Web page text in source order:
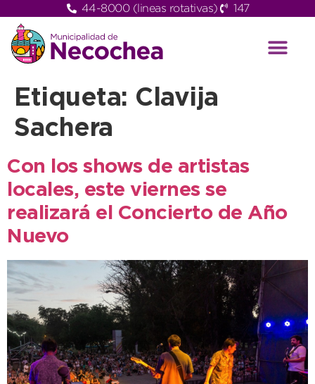
44-8000 (lineas rotativas) 147
Etiqueta: Clavija
Sachera
Con los shows de artistas
locales, este viernes se
realizará el Concierto de Año
Nuevo